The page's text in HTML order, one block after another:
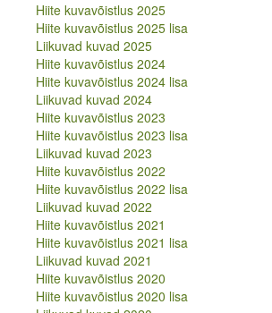
Hiite kuvavõistlus 2026
VANEMAD KUVAVÕISTLUSED
Hiite kuvavõistlus 2025
Hiite kuvavõistlus 2025 lisa
Liikuvad kuvad 2025
Hiite kuvavõistlus 2024
Hiite kuvavõistlus 2024 lisa
Liikuvad kuvad 2024
Hiite kuvavõistlus 2023
Hiite kuvavõistlus 2023 lisa
Liikuvad kuvad 2023
Hiite kuvavõistlus 2022
Hiite kuvavõistlus 2022 lisa
Liikuvad kuvad 2022
Hiite kuvavõistlus 2021
Hiite kuvavõistlus 2021 lisa
Liikuvad kuvad 2021
Hiite kuvavõistlus 2025
Hiite kuvavõistlus 2025 lisa
Liikuvad kuvad 2025
Hiite kuvavõistlus 2024
Hiite kuvavõistlus 2024 lisa
Liikuvad kuvad 2024
Hiite kuvavõistlus 2023
Hiite kuvavõistlus 2023 lisa
Liikuvad kuvad 2023
Hiite kuvavõistlus 2022
Hiite kuvavõistlus 2022 lisa
Liikuvad kuvad 2022
Hiite kuvavõistlus 2021
Hiite kuvavõistlus 2021 lisa
Liikuvad kuvad 2021
Hiite kuvavõistlus 2020
Hiite kuvavõistlus 2020 lisa